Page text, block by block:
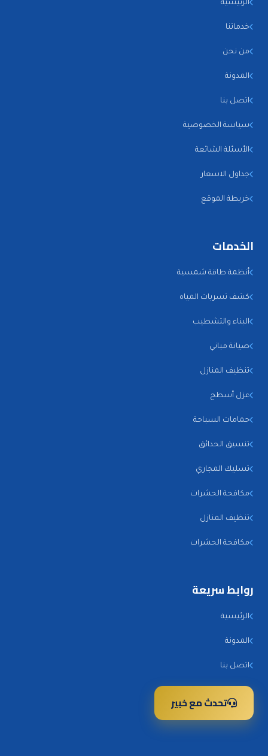
الرئيسية
خدماتنا
من نحن
المدونة
اتصل بنا
سياسة الخصوصية
الأسئلة الشائعة
جداول الاسعار
خريطة الموقع
الخدمات
أنظمة طاقة شمسية
كشف تسربات المياه
البناء والتشطيب
صيانة مباني
تنظيف المنازل
عزل أسطح
حمامات السباحة
تنسيق الحدائق
تسليك المجاري
مكافحة الحشرات
تنظيف المنازل
مكافحة الحشرات
روابط سريعة
الرئيسية
المدونة
اتصل بنا
تحدث مع خبير